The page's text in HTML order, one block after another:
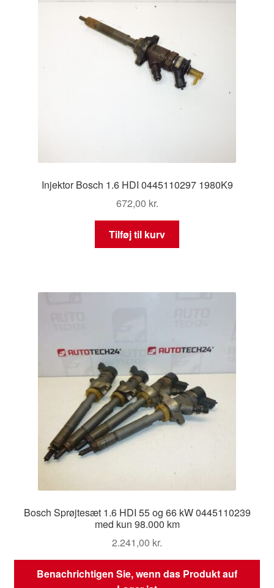
Injektor Bosch 1.6 HDI 0445110297 1980K9
672,00 kr.
Tilføj til kurv
Bosch Sprøjtesæt 1.6 HDI 55 og 66 kW 0445110239
med kun 98.000 km
2.241,00 kr.
Benachrichtigen Sie, wenn das Produkt auf